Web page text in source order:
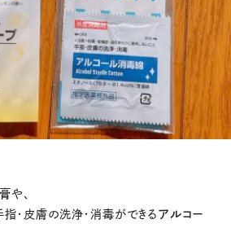
や、
・皮膚の洗浄・消毒ができる アルコー